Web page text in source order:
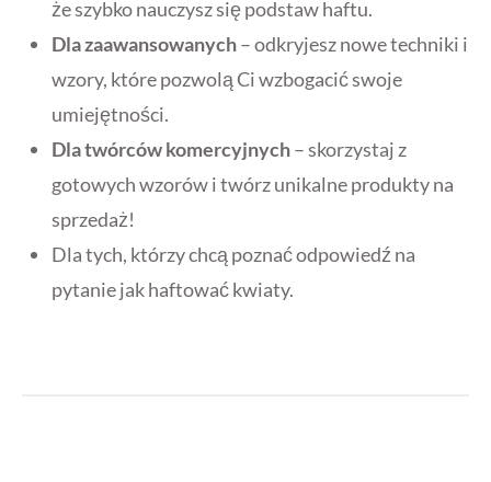
że szybko nauczysz się podstaw haftu.
Dla zaawansowanych– odkryjesz nowe techniki i
wzory, które pozwolą Ci wzbogacić swoje
umiejętności.
Dla twórców komercyjnych– skorzystaj z
gotowych wzorów i twórz unikalne produkty na
sprzedaż!
Dla tych, którzy chcą poznać odpowiedź na
pytanie jak haftować kwiaty.